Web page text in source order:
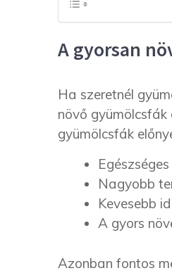
A gyorsan
Ha szeretnél
növő
gyümölcsfák
Nagyobb
Kevesebb
A gyors
Azonban fontos